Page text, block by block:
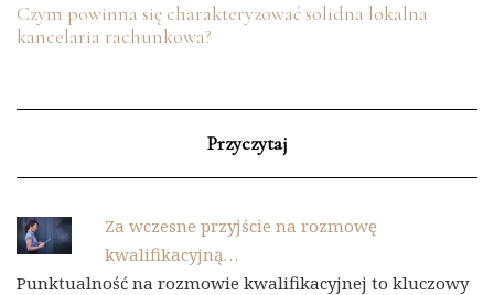
Czym powinna się charakteryzować solidna lokalna
kancelaria rachunkowa?
Przyczytaj
Za wczesne przyjście na rozmowę
kwalifikacyjną…
Punktualność na rozmowie kwalifikacyjnej to kluczowy